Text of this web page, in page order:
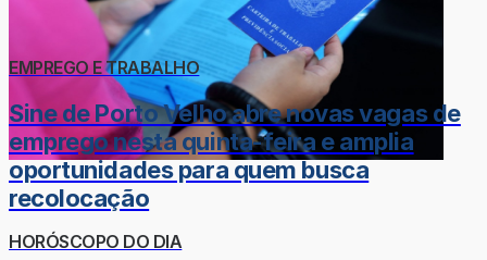
EMPREGO E TRABALHO
Sine de Porto Velho abre novas vagas de
emprego nesta quinta-feira e amplia
oportunidades para quem busca
recolocação
HORÓSCOPO DO DIA